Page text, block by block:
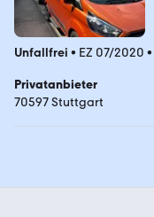
Unfallfrei • EZ 07/2020 •
Privatanbieter
70597 Stuttgart